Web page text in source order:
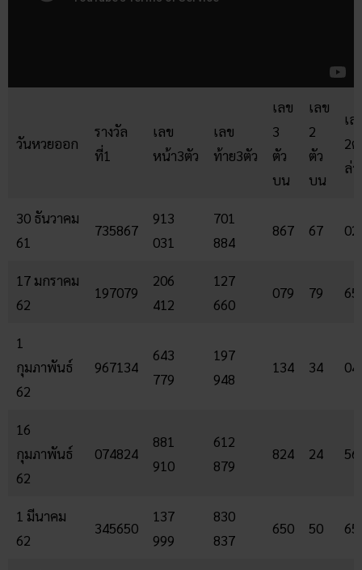
วันหวยออก
รางวัล
ที่1
เลข
หน้า3ตัว
เลข
ท้าย3ตัว
เลข
3
ตัว
บน
เลข
2
ตัว
บน
เล
2ตั
ล่า
30 ธันวาคม
61
735867
913
031
701
884
867 67 02
17 มกราคม
62
197079
206
412
127
660
079 79 65
1
กุมภาพันธ์
62
967134
643
779
197
948
134 34 04
16
กุมภาพันธ์
62
074824
881
910
612
879
824 24 56
1 มีนาคม
62
345650
137
999
830
837
650 50 65